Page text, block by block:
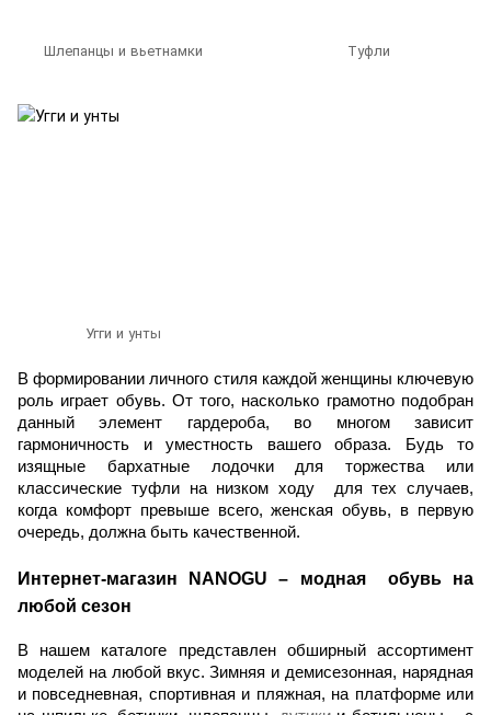
В формировании личного стиля каждой женщины ключевую
роль играет обувь. От того, насколько грамотно подобран
данный элемент гардероба, во многом зависит
гармоничность и уместность вашего образа. Будь то
изящные бархатные лодочки для торжества или
классические туфли на низком ходу  для тех случаев,
когда комфорт превыше всего, женская обувь, в первую
очередь, должна быть качественной.
Интернет-магазин NANOGU – модная  обувь на
любой сезон
В нашем каталоге представлен обширный ассортимент
моделей на любой вкус. Зимняя и демисезонная, нарядная
и повседневная, спортивная и пляжная, на платформе или
Шлепанцы и вьетнамки Туфли
Угги и унты